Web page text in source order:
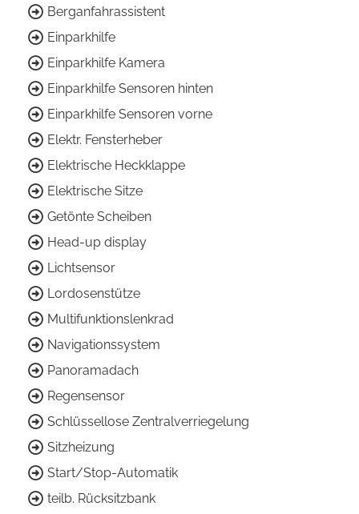
Berganfahrassistent
Einparkhilfe
Einparkhilfe Kamera
Einparkhilfe Sensoren hinten
Einparkhilfe Sensoren vorne
Elektr. Fensterheber
Elektrische Heckklappe
Elektrische Sitze
Getönte Scheiben
Head-up display
Lichtsensor
Lordosenstütze
Multifunktionslenkrad
Navigationssystem
Panoramadach
Regensensor
Schlüssellose Zentralverriegelung
Sitzheizung
Start/Stop-Automatik
teilb. Rücksitzbank